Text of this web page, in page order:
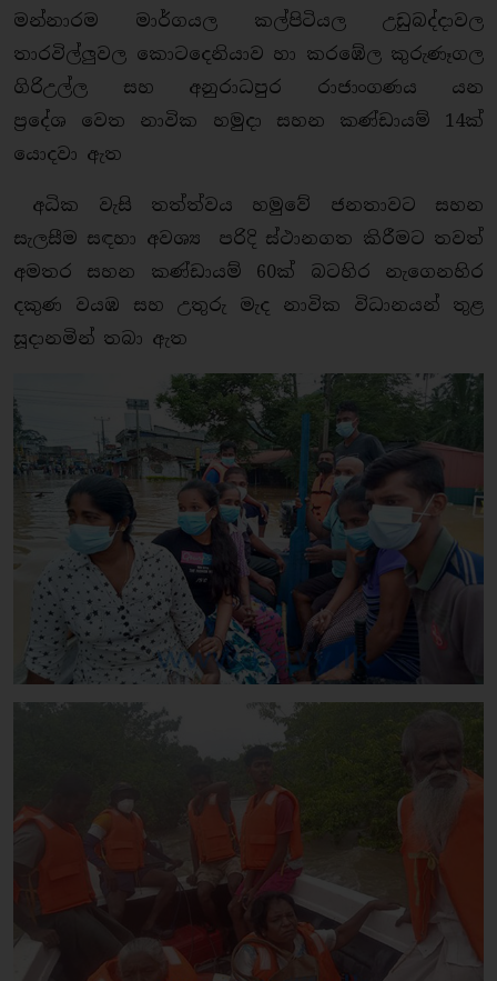
මන්නාරම මාර්ගයල කල්පිටියල උඩුබද්දාවල
තාරවිල්ලුවල කොටදෙනියාව හා කරඹේල කුරුණෑගල
ගිරිඋල්ල සහ අනුරාධපුර රාජාංගණය යන
ප්‍රදේශ වෙත නාවික හමුදා සහන කණ්ඩායම් 14ක්
යොදවා ඇත
අධික වැසි තත්ත්වය හමුවේ ජනතාවට සහන
සැලසීම සඳහා අවශ්‍ය පරිදි ස්ථානගත කිරීමට තවත්
අමතර සහන කණ්ඩායම් 60ක් බටහිර නැගෙනහිර
දකුණ වයඹ සහ උතුරු මැද නාවික විධානයන් තුළ
සූදානමින් තබා ඇත